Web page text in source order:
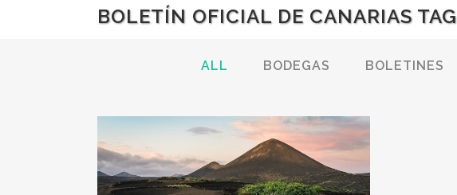
BOLETÍN OFICIAL DE CANARIAS TAG
ALL BODEGAS BOLETINES